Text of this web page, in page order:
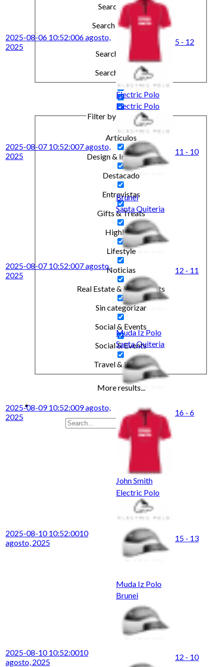
Search in title
Search in content
Search in posts
Search in pages
Filter by Categories
Artículos
Design & Inspiration
Destacado
Entrevistas
Gifts & Treats
Highlight
Lifestyle
Noticias
Real Estate & Investments
Sin categorizar
Social & Events
Social & Events
Travel & Leisure
More results...
2025-08-06 10:52:006 agosto,
2025
Electric Polo
5 - 12
2025-08-07 10:52:007 agosto,
2025
Electric Polo
Brunei
11 - 10
2025-08-07 10:52:007 agosto,
2025
Santa Quiteria
Muda Iz Polo
12 - 11
2025-08-09 10:52:009 agosto,
2025
Santa Quiteria
John Smith
16 - 6
2025-08-10 10:52:0010
agosto, 2025
Electric Polo
Muda Iz Polo
15 - 13
2025-08-10 10:52:0010
agosto, 2025
Brunei
12 - 10